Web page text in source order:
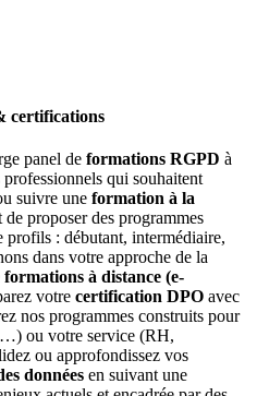
certifications
panel de formations RGPD à
qui souhaitent
suivre une formation à la
proposer des programmes
profils : débutant, intermédiaire,
dans votre approche de la
formations à distance (e-
votre certification DPO avec
nos programmes construits pour
ou votre service (RH,
ou approfondissez vos
données en suivant une